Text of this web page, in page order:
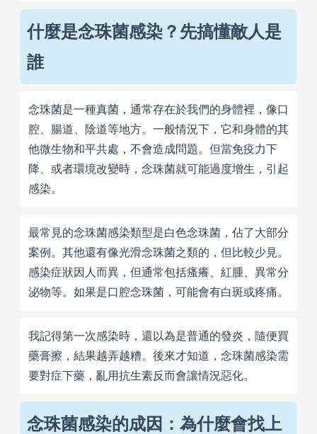
什麼是念珠菌感染？先搞懂敵人是
誰
念珠菌是一種真菌，通常存在於我們的身體裡，像口
腔、腸道、陰道等地方。一般情況下，它和身體的其
他微生物和平共處，不會造成問題。但當免疫力下
降、或者環境改變時，念珠菌就可能過度增生，引起
感染。
最常見的念珠菌感染類型是白色念珠菌，佔了大部分
案例。其他還有像光滑念珠菌之類的，但比較少見。
感染症狀因人而異，但通常包括瘙癢、紅腫、異常分
泌物等。如果是口腔念珠菌，可能會有白斑或疼痛。
我記得第一次感染時，還以為是普通的發炎，隨便買
藥膏擦，結果越弄越糟。後來才知道，念珠菌感染需
要對症下藥，亂用抗生素反而會讓情況惡化。
念珠菌感染的成因：為什麼會找上